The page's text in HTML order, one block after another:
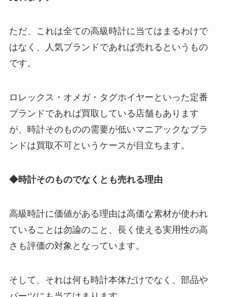
ただ、これは全ての高級時計に当てはまるわけで
はなく、人気ブランドであれば売れるというもの
です。
ロレックス・オメガ・タグホイヤーといった定番
ブランドであれば買取している店舗もあります
が、時計そのものの需要が低いマニアックなブラ
ンドは買取不可というケースが目立ちます。
◆時計そのものでなくとも売れる理由
高級時計に価値がある理由は高価な素材が使われ
ていることは勿論のこと、長く使える実用性の高
さも評価の対象となっています。
そして、それは何も時計本体だけでなく、部品や